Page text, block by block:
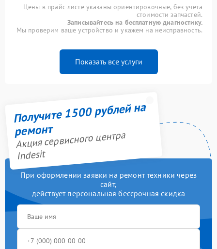
Цены в прайс-листе указаны ориентировочные, без учета
стоимости запчастей.
Записывайтесь на бесплатную диагностику.
Мы проверим ваше устройство и укажем на неисправность.
Показать все услуги
Получите 1500 рублей на
ремонт
Акция сервисного центра
Indesit
При оформлении заявки на ремонт техники через
сайт,
действует персональная бессрочная скидка